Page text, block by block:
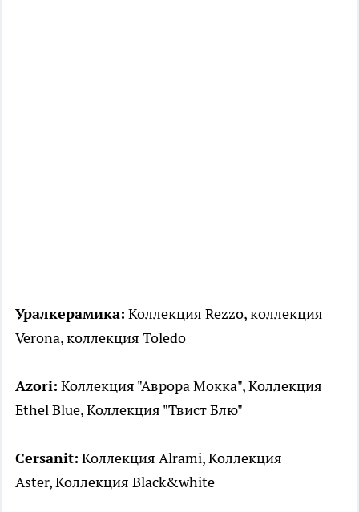
Уралкерамика: Коллекция Rezzo, коллекция
Verona, коллекция Toledo
Azori: Коллекция "Аврора Мокка", Коллекция
Ethel Blue, Коллекция "Твист Блю"
Cersanit: Коллекция Alrami, Коллекция
Aster, Коллекция Black&white